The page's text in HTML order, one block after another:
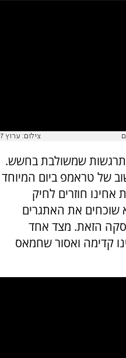
צילום: ערוץ 7
שמשולבת בחשש.
של טראמפ ביום המיוחד
חוזרים לחיק
שוכחים את האתגרים
הזאת. מצד אחד
קדימה ואסור שחמאס